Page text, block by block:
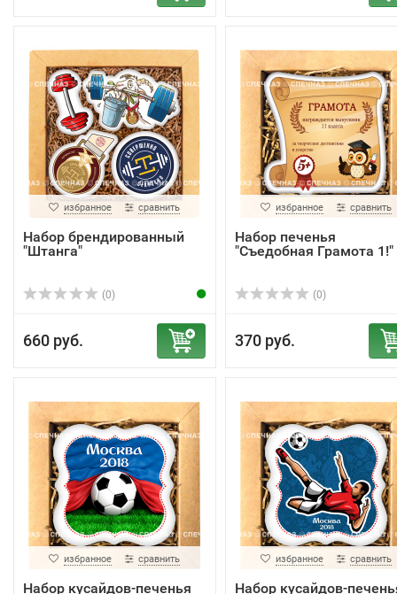
избранное сравнить
Набор брендированный
"Штанга"
(0)
660 руб.
избранное сравнить
Набор печенья
"Съедобная Грамота 1!"
(0)
370 руб.
избранное сравнить
Набор кусайдов-печенья
избранное сравнить
Набор кусайдов-